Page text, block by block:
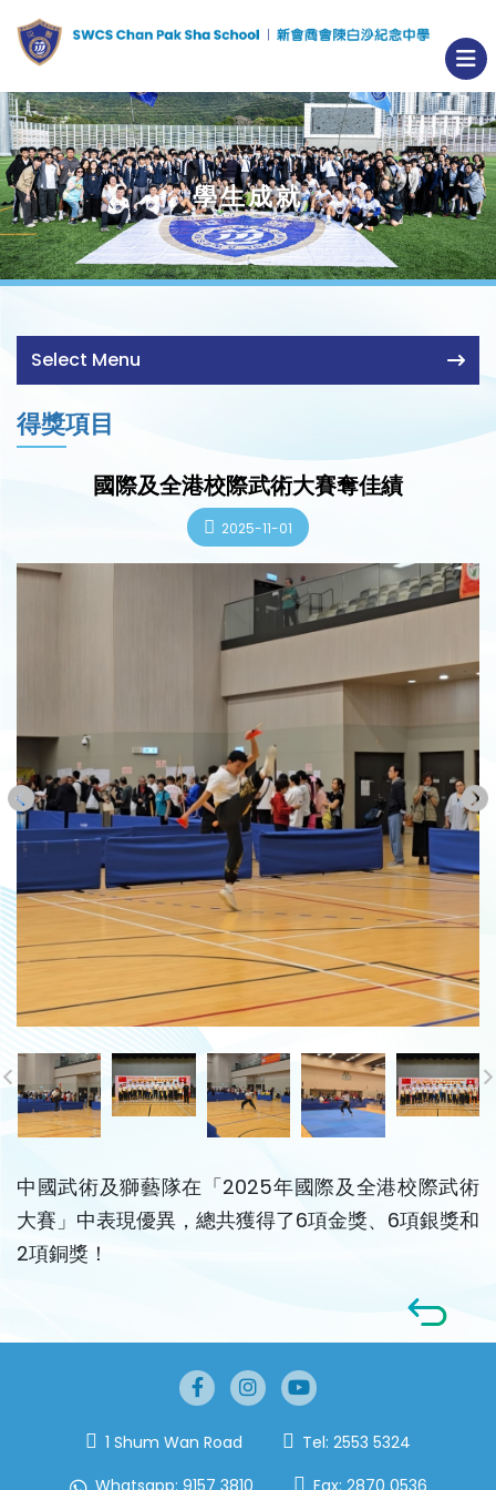
學生成就
Select Menu
得獎項目
國際及全港校際武術大賽奪佳績
2025-11-01
中國武術及獅藝隊在「2025年國際及全港校際武術
大賽」中表現優異，總共獲得了6項金獎、6項銀獎和
2項銅獎！
1 Shum Wan Road Tel: 2553 5324
Whatsapp: 9157 3810 Fax: 2870 0536